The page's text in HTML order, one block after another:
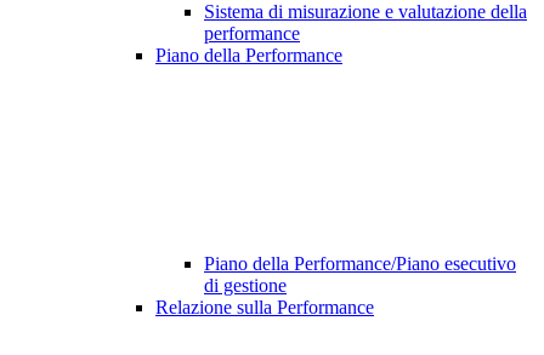
Sistema di misurazione e valutazione della
performance
Piano della Performance
Piano della Performance/Piano esecutivo
di gestione
Relazione sulla Performance